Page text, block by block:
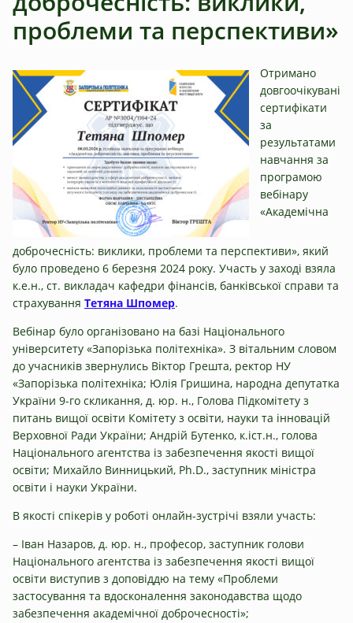
проблеми та перспективи»
Отримано
довгоочікувані
сертифікати
за
результатами
навчання за
програмою
вебінару
«Академічна
доброчесність: виклики, проблеми та перспективи», який
було проведено 6 березня 2024 року. Участь у заході взяла
к.е.н., ст. викладач кафедри фінансів, банківської справи та
страхування Тетяна Шпомер.
Вебінар було організовано на базі Національного
університету «Запорізька політехніка». З вітальним словом
до учасників звернулись Віктор Грешта, ректор НУ
«Запорізька політехніка; Юлія Гришина, народна депутатка
України 9-го скликання, д. юр. н., Голова Підкомітету з
питань вищої освіти Комітету з освіти, науки та інновацій
Верховної Ради України; Андрій Бутенко, к.іст.н., голова
Національного агентства із забезпечення якості вищої
освіти; Михайло Винницький, Ph.D., заступник міністра
освіти і науки України.
В якості спікерів у роботі онлайн-зустрічі взяли участь:
– Іван Назаров, д. юр. н., професор, заступник голови
Національного агентства із забезпечення якості вищої
освіти виступив з доповіддю на тему «Проблеми
застосування та вдосконалення законодавства щодо
забезпечення академічної доброчесності»;